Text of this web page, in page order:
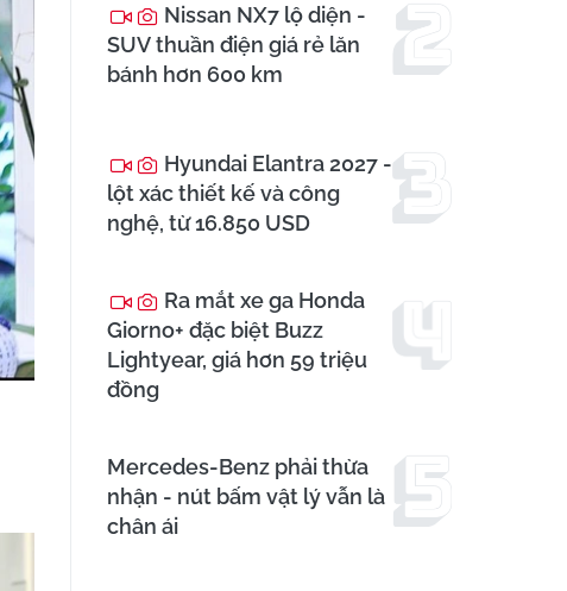
Nissan NX7 lộ diện -
SUV thuần điện giá rẻ lăn
bánh hơn 600 km
Hyundai Elantra 2027 -
lột xác thiết kế và công
nghệ, từ 16.850 USD
Ra mắt xe ga Honda
Giorno+ đặc biệt Buzz
Lightyear, giá hơn 59 triệu
đồng
Mercedes-Benz phải thừa
nhận - nút bấm vật lý vẫn là
chân ái